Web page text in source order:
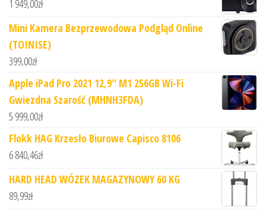
1 949,00zł
Mini Kamera Bezprzewodowa Podgląd Online
(TOINISE)
399,00zł
Apple iPad Pro 2021 12,9'' M1 256GB Wi-Fi
Gwiezdna Szarość (MHNH3FDA)
5 999,00zł
Flokk HAG Krzesło Biurowe Capisco 8106
6 840,46zł
HARD HEAD WÓZEK MAGAZYNOWY 60 KG
89,99zł